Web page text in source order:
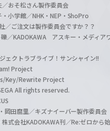
おそ松さん製作委員会
小学館／NHK・NEP・ShoPro
／ご注文は製作委員会ですか？？
／KADOKAWA アスキー・メディア
ェクトラブライブ！サンシャイン!!
Project
Key/Rewrite Project
All rights reserved.
岡田麿里／キズナイーバー製作委員会
式会社KADOKAWA刊／Re:ゼロから